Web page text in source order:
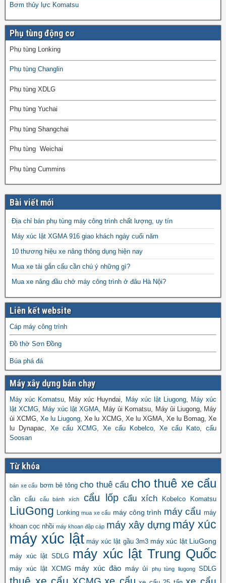
Bơm thủy lực Komatsu
Phụ tùng động cơ
Phụ tùng Lonking
Phụ tùng Changlin
Phụ tùng XDLG
Phụ tùng Yuchai
Phụ tùng Shangchai
Phụ tùng Weichai
Phụ tùng Cummins
Bài viết mới
Địa chỉ bán phụ tùng máy công trình chất lượng, uy tín
Máy xúc lật XGMA 916 giao khách ngày cuối năm
10 thương hiệu xe nâng thông dụng hiện nay
Mua xe tải gắn cẩu cần chú ý những gì?
Mua xe nâng đầu chở máy công trình ở đâu Hà Nội?
Liên kết website
Cáp máy công trình
Đồ thờ Sơn Đồng
Búa phá đá
Máy xây dựng bán chạy
Máy xúc Komatsu , Máy xúc Huyndai, Máy xúc lật Liugong,
Máy xúc
lật XCMG
Máy xúc lật XGMA, Máy ủi Komatsu, Máy ủi Liugong, Máy
ủi XCMG,Xe lu Liugong , Xe lu XCMG, Xe lu XGMA, Xe lu Bomag, Xe
lu Dynapac, Xe cẩu XCMG Xe cẩu Kobelco Xe cẩu Kato
cẩu
Soosan
Từ khóa
bán xe cẩu bơm bê tông cho thuê cẩu cho thuê xe cẩu
cần cẩu cẩu bánh xích cẩu lốp cẩu xích Kobelco Komatsu
LiuGong Lonking mua xe cẩu máy công trình máy cẩu máy
khoan cọc nhồi máy khoan đập cáp máy xây dựng máy xúc
máy xúc lật máy xúc lật gầu 3m3 máy xúc lật LiuGong
máy xúc lật SDLG máy xúc lật Trung Quốc
máy xúc lật XCMG máy xúc đào máy ủi phụ tùng liugong SDLG